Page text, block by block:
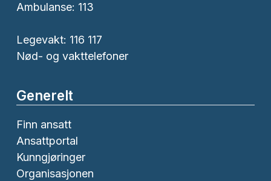
Ambulanse: 113
Legevakt: 116 117
Nød- og vakttelefoner
Generelt
Finn ansatt
Ansattportal
Kunngjøringer
Organisasjonen